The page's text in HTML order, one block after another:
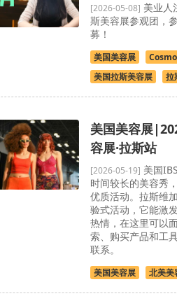
[2026-05-08] 美业人
斯美容展参观团，
募！
美国美容展
美国拉斯美容展
拉
美国美容展
容展·拉斯站
[2026-05-19] 美国
时间较长的美容秀
优质活动。拉斯维
验式活动，它能激
热情，在这里可以
索、购买产品和工
联系。
美国美容展 北美美